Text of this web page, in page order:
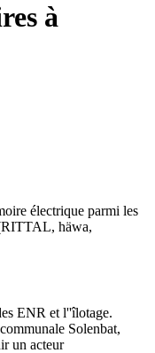
à
électrique parmi les
häwa,
ENR et l''îlotage.
Solenbat,
un acteur